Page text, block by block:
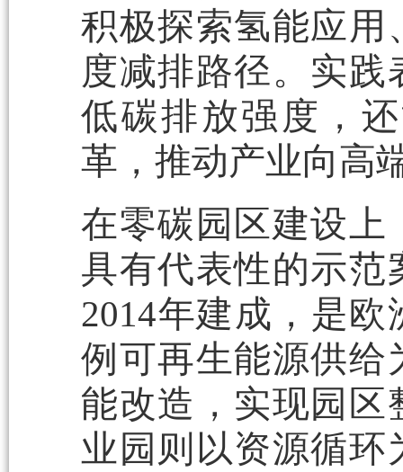
积极探索氢能应用
度减排路径。实
低碳排放强度，
革，推动产业向高
在零碳园区建设上
具有代表性的示范
2014年建成，是
例可再生能源供给
能改造，实现园区
业园则以资源循环